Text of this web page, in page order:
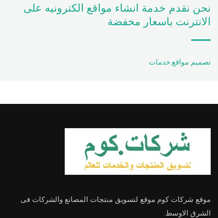
نحن نقدم خدمة انشاء مواقع الكترونيه على
الانترنت باسعار مخفضة
تصميم مواقع,خدمات
موقع شركات كوم موقع لتسويق منتجات المصانع والشركات فى
الشرق الاوسط.